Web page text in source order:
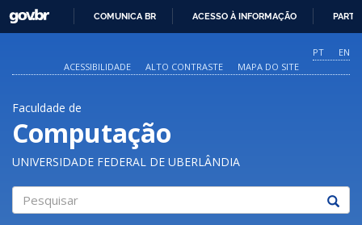
O
CONTEÚDO
GOVBR
COMUNICA BR ACESSO À INFORMAÇÃO
PT
EN
ACESSIBILIDADE
ALTO CONTRASTE MAPA DO SITE
Faculdade de
Computação
UNIVERSIDADE FEDERAL DE UBERLÂNDIA